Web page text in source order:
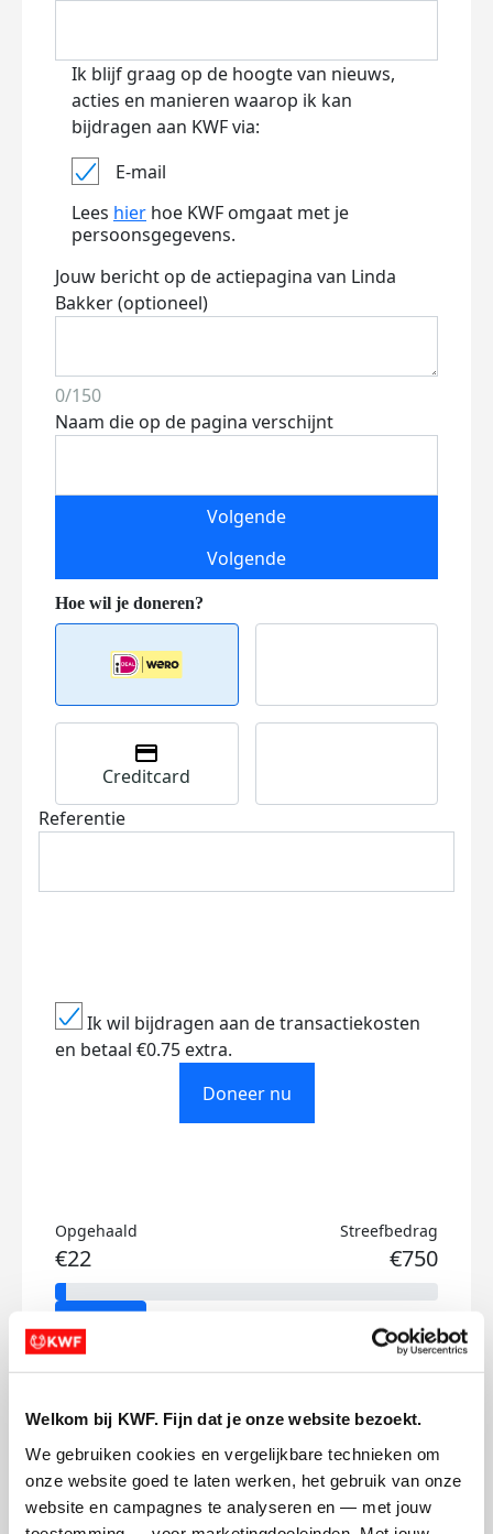
Welkom bij KWF. Fijn dat je onze website bezoekt.
We gebruiken cookies en vergelijkbare technieken om
onze website goed te laten werken, het gebruik van onze
website en campagnes te analyseren en — met jouw
Ik blijf graag op de hoogte van nieuws,
acties en manieren waarop ik kan
bijdragen aan KWF via:
E-mail
Lees hier hoe KWF omgaat met je
persoonsgegevens.
Jouw bericht op de actiepagina van Linda
Bakker (optioneel)
0/150
Naam die op de pagina verschijnt
Volgende
Volgende
Creditcard
Referentie
Ik wil bijdragen aan de transactiekosten
en betaal €0.75 extra.
Doneer nu
Opgehaald
€22
Streefbedrag
€750